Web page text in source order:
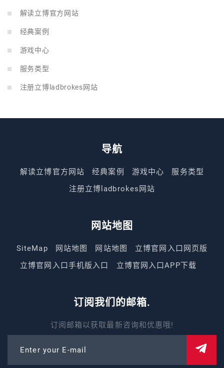
解读立博官方网站
经典案例
游戏中心
服务类型
注册立博ladbrokes网站
导航
解读立博官方网站 经典案例 游戏中心
服务类型
注册立博ladbrokes网站
网站地图
SiteMap 网站地图 网站地图
立博官网入口网页版
立博官网入口手机版入口
立博官网入口APP下载
订阅我们的邮箱.
订阅邮箱以获取最新咨询和优惠哦!
Enter your E-mail